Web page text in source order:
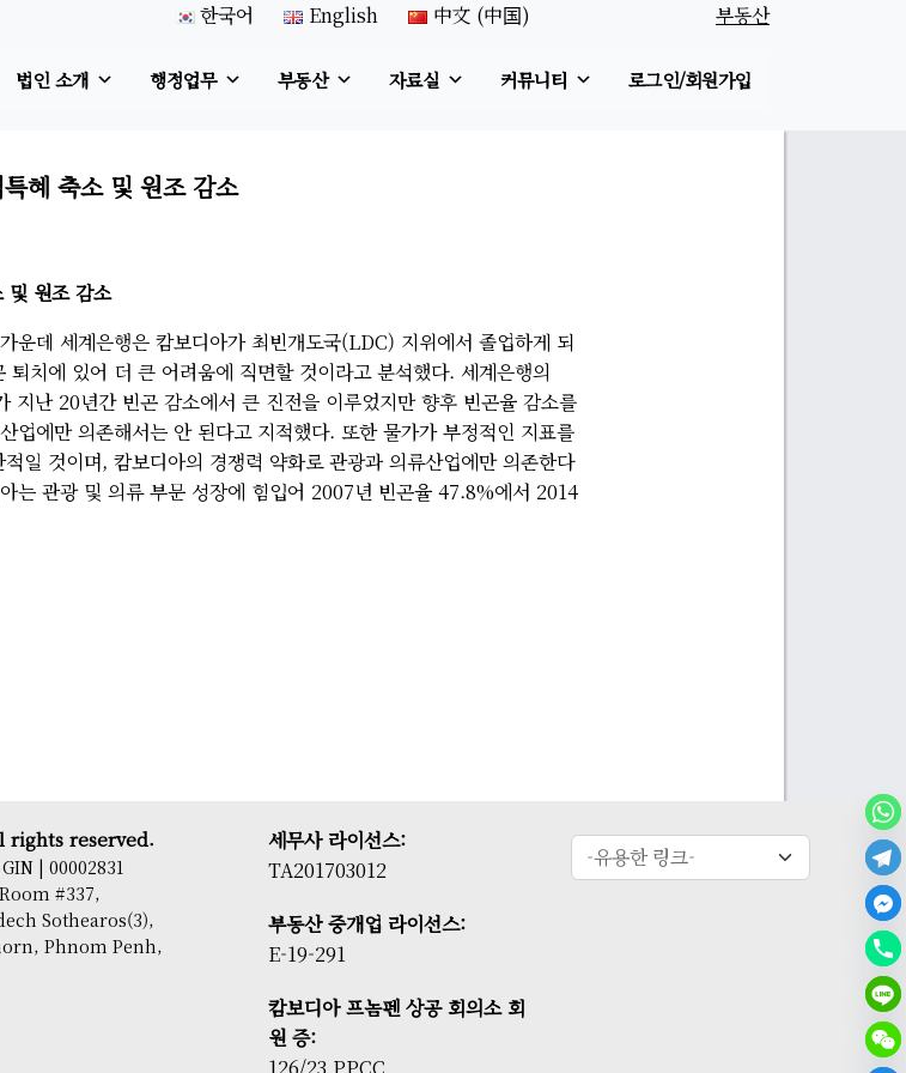
한국어 English 中文 (中国) 부동산
법인 소개 행정업무 부동산 자료실 커뮤니티 로그인/회원가입
혜 축소 및 원조 감소
및 원조 감소
운데 세계은행은 캄보디아가 최빈개도국(LDC) 지위에서 졸업하게 되
치에 있어 더 큰 어려움에 직면할 것이라고 분석했다. 세계은행의
지난 20년간 빈곤 감소에서 큰 진전을 이루었지만 향후 빈곤율 감소를
업에만 의존해서는 안 된다고 지적했다. 또한 물가가 부정적인 지표를
일 것이며, 캄보디아의 경쟁력 약화로 관광과 의류산업에만 의존한다
는 관광 및 의류 부문 성장에 힘입어 2007년 빈곤율 47.8%에서 2014
rights reserved.
| 00002831
#337,
Sothearos(3),
Phnom Penh,
세무사 라이선스:
TA201703012
부동산 중개업 라이선스:
E-19-291
캄보디아 프놈펜 상공 회의소 회
원 증: